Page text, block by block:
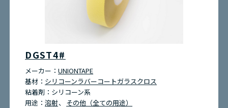
取扱メーカーリンク
環境問題への取り組み
サイトマップ
DGST4#
メーカー：UNIONTAPE
基材： シリコーンラバーコートガラスクロス
粘着剤： シリコーン系
用途：溶射
その他（全ての用途）